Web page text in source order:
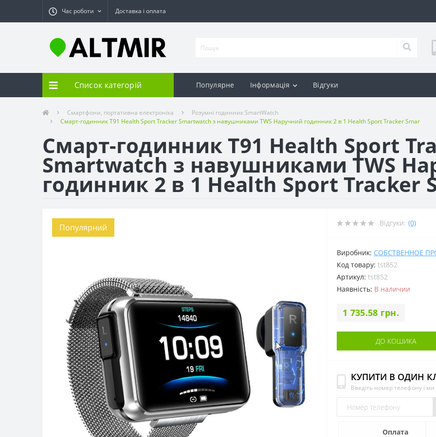
Час роботи Доставка і оплата
Список категорій Популярне Інформація Відгуки
Смартфони, портативна електроніка
Розумні годинник SmartWatch
Смарт-годинник T91 Health Sport Tracker Smartwatch з навушниками TWS Наручний годинник 2 в 1 Health Sport Tracker Smar
Смарт-годинник T91 Health Sport
Smartwatch з навушниками TWS
годинник 2 в 1 Health Sport Tracker
Популярний Відгуки: (0)
Виробник: СОБСТВЕННОЕ
Код товару: tst852
Артикул: tst852
Наявність: В наличии
1 735.58 грн.
ДО КОШИКА
КУПИТИ В ОДИН
Введіть номер телефону і
Оплата